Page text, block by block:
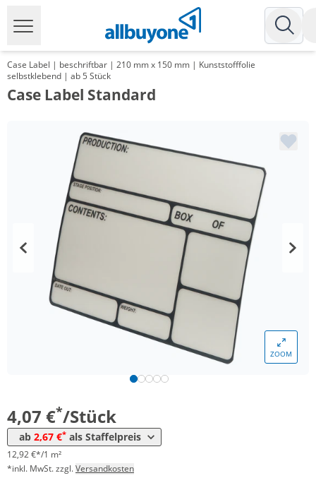
Case Label | beschriftbar | 210 mm x 150 mm | Kunststofffolie
selbstklebend | ab 5 Stück
Case Label Standard
ZOOM
4,07 €*/Stück
ab 2,67 €* als Staffelpreis
Menge Preis
ab 10 Stück
ab 25 Stück 10,79 €*/1m²
ab 50 Stück 3,10 €*
2,97 €* 9,43 €*/1m²
2,85 €
12,92 €*/1 m²
*inkl. MwSt. zzgl.Versandkosten